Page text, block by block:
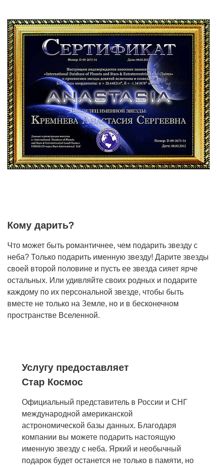
Кому дарить?
Что может быть романтичнее, чем подарить звезду с
неба? Только подарить именную звезду! Дарите звезды
своей второй половине и пусть ее звезда сияет ярче
остальных. Или удивляйте своих родных и подарите
каждому по их персональной звезде, чтобы быть
вместе не только на Земле, но и в бесконечном
пространстве Вселенной.
Услугу предоставляет
Стар Космос
Официальный представитель в России и СНГ
международной американской
астрономической базы данных. Благодаря
компании вы можете подарить настоящую
именную звезду с неба. Яркий и необычный
подарок будет останется не только в памяти, но